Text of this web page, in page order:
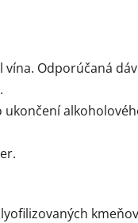
vína. Odporúčaná